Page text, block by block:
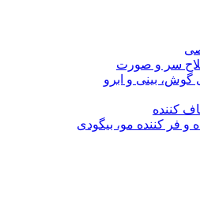
سر و صورت
گوش، بینی و ابرو
کننده
و فر کننده مو، بیگودی